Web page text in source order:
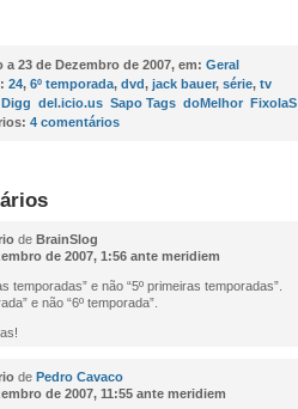
a 23 de Dezembro de 2007, em: Geral
24, 6º temporada, dvd, jack bauer, série, tv
Digg del.icio.us Sapo Tags doMelhor FixolaS
4 comentários
de BrainSlog
de 2007, 1:56 ante meridiem
temporadas” e não “5º primeiras temporadas”.
e não “6º temporada”.
de Pedro Cavaco
de 2007, 11:55 ante meridiem